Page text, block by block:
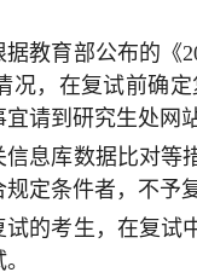
教育部公布的《
况，在复试前确
请到研究生处网
息库数据比对
定条件者，不予
的考生，在复